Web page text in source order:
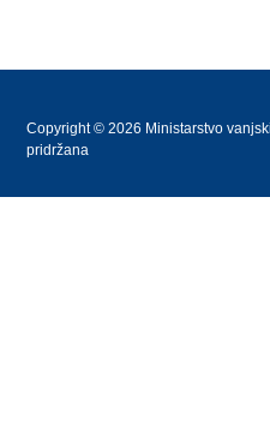
Copyright © 2026 Ministarstvo
pridržana